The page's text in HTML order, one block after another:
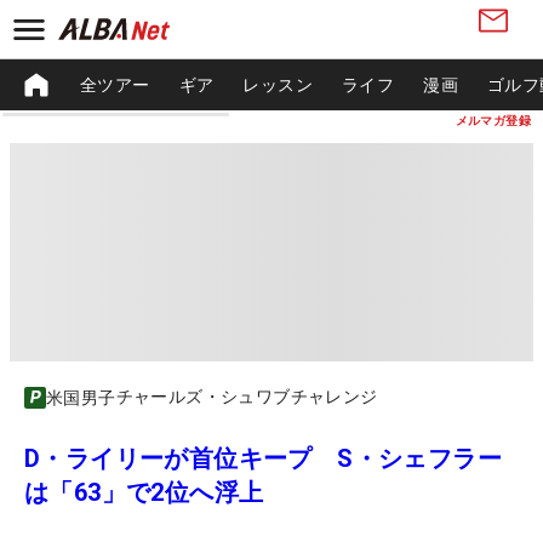
メルマガ登録
全ツアー ギア レッスン ライフ 漫画 ゴル
米国男子チャールズ・シュワブチャレンジ
D・ライリーが首位キープ S・シェフラー
は「63」で2位へ浮上